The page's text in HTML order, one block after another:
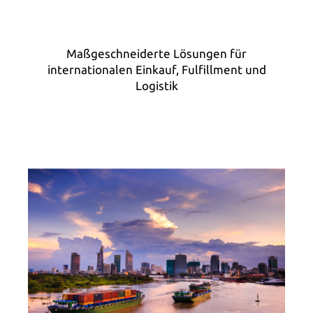
Maßgeschneiderte Lösungen für
internationalen Einkauf, Fulfillment und
Logistik